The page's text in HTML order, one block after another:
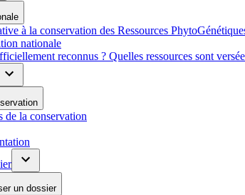
à la conservation des Ressources
nationale
reconnus ? Quelles ressources sont
de la conservation
un dossier